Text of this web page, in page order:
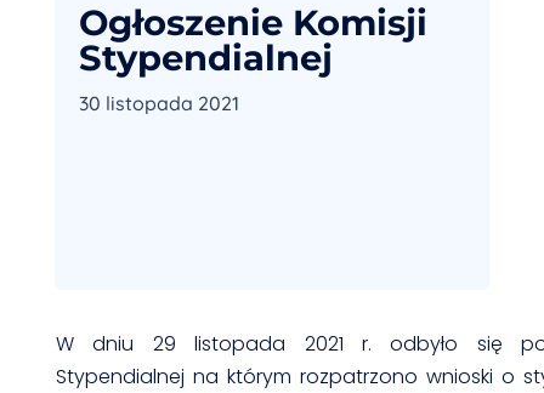
Ogłoszenie Komisji
Stypendialnej
30 listopada 2021
W dniu 29 listopada 2021 r. odbyło się
Stypendialnej na którym rozpatrzono wnioski o